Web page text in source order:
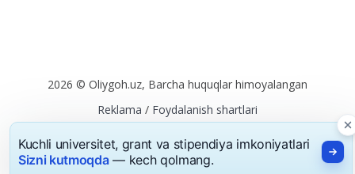
2026 © Oliygoh.uz, Barcha huquqlar himoyalangan
Reklama / Foydalanish shartlari
Kuchli universitet, grant va stipendiya imkoniyatlari
Sizni kutmoqda— kech qolmang.